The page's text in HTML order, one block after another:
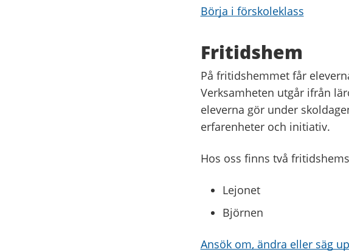
Börja i förskoleklass
Fritidshem
På fritidshemmet får
Verksamheten utgår ifrån
eleverna gör under
erfarenheter och initiativ.
Hos oss finns två
Lejonet
Björnen
Ansök om, ändra eller säg